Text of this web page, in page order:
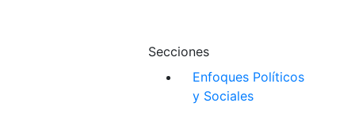
Secciones
Enfoques Políticos
y Sociales